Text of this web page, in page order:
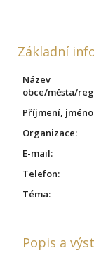
Základní
Název
obce/města/
Příjmení,
Organizace:
E-mail:
Telefon:
Téma:
Popis a